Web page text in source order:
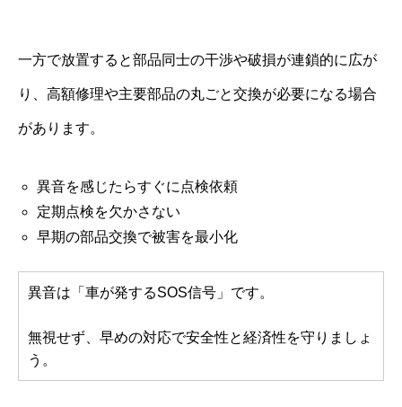
一方で放置すると部品同士の干渉や破損が連鎖的に広が
り、高額修理や主要部品の丸ごと交換が必要になる場合
があります。
異音を感じたらすぐに点検依頼
定期点検を欠かさない
早期の部品交換で被害を最小化
異音は「車が発するSOS信号」です。
無視せず、早めの対応で安全性と経済性を守りましょ
う。